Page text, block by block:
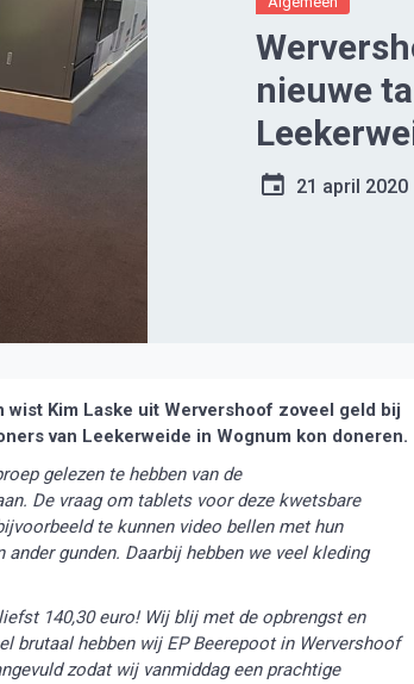
nieuwe
21 april 2020
wist Kim Laske uit Wervershoof zoveel geld bij
van Leekerweide in Wognum kon doneren.
gelezen te hebben van de
De vraag om tablets voor deze kwetsbare
te kunnen video bellen met hun
gunden. Daarbij hebben we veel kleding
140,30 euro! Wij blij met de opbrengst en
brutaal hebben wij EP Beerepoot in Wervershoof
zodat wij vanmiddag een prachtige